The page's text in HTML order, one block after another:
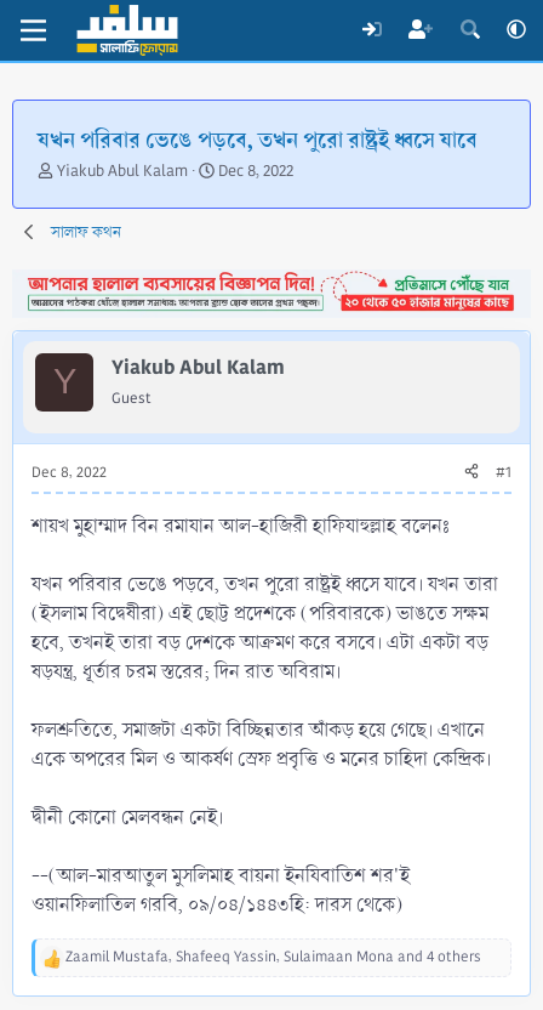
যখন পরিবার ভেঙে পড়বে, তখন পুরো রাষ্ট্রই ধ্বসে যাবে
T
r
e
d
s
t
a
r
r
Yiakub Abul Kalam
S
a
d
a
t
e
Dec 8, 2022
সালাফ কথন
Y Yiakub Abul Kalam
Guest
Dec 8, 2022 #1
শায়খ মুহাম্মাদ বিন রমাযান আল-হাজিরী হাফিযাহুল্লাহ বলেনঃ
যখন পরিবার ভেঙে পড়বে, তখন পুরো রাষ্ট্রই ধ্বসে যাবে। যখন তারা
(ইসলাম বিদ্বেষীরা) এই ছোট্ট প্রদেশকে (পরিবারকে) ভাঙতে সক্ষম
হবে, তখনই তারা বড় দেশকে আক্রমণ করে বসবে। এটা একটা বড়
ষড়যন্ত্র, ধূর্তার চরম স্তরের; দিন রাত অবিরাম।
ফলশ্রুতিতে, সমাজটা একটা বিচ্ছিন্নতার আঁকড় হয়ে গেছে। এখানে
একে অপরের মিল ও আকর্ষণ স্রেফ প্রবৃত্তি ও মনের চাহিদা কেন্দ্রিক।
দ্বীনী কোনো মেলবন্ধন নেই।
--(আল-মারআতুল মুসলিমাহ বায়না ইনযিবাতিশ শর'ই
ওয়ানফিলাতিল গরবি, ০৯/০৪/১৪৪৩হি: দারস থেকে)
R
Zaamil Mustafa, Shafeeq Yassin, Sulaimaan Mona and 4 others